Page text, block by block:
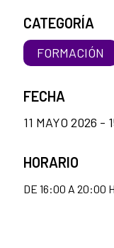
CATEGORÍA
FORMACIÓN
FECHA
11 MAYO 2026 -
HORARIO
DE 16:00 A 20:00 H